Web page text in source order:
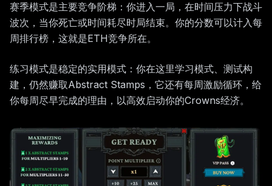
赛季模式是主要竞争阶梯：你进入一局，在时间压力下战斗
波次，当你死亡或时间耗尽时局结束。你的分数可以计入每
周排行榜，这就是ETH竞争所在。
练习模式是稳定的实用模式：你在这里学习模式、测试构
建，仍然赚取Abstract Stamps，它还有每周激励循环，给
你每周尽早完成的理由，以高效启动你的Crowns经济。